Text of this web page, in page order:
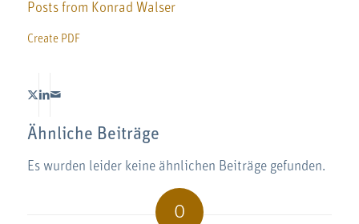
Posts from Konrad Walser
Create PDF
Ähnliche Beiträge
Es wurden leider keine ähnlichen Beiträge gefunden.
0